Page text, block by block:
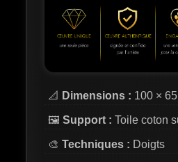
📐 Dimensions : 100 ×
🖼️ Support : Toile coton
🎨 Techniques : Doigts